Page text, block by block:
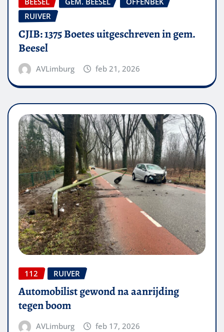
RUIVER
CJIB: 1375 Boetes uitgeschreven in gem.
Beesel
AVLimburg feb 21, 2026
112 RUIVER
Automobilist gewond na aanrijding
tegen boom
AVLimburg feb 17, 2026